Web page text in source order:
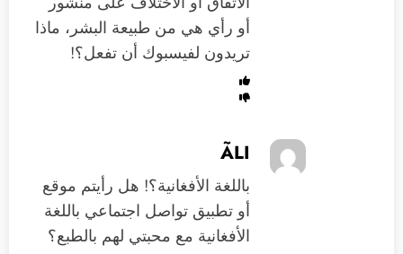
أو رأي هي من طبيعة البشر، ماذا
تريدون لفيسبوك أن تفعل؟!
ÃLI
باللغة الأفغانية؟! هل رأيتم موقع
أو تطبيق تواصل اجتماعي باللغة
الأفغانية مع محبتي لهم بالطبع؟